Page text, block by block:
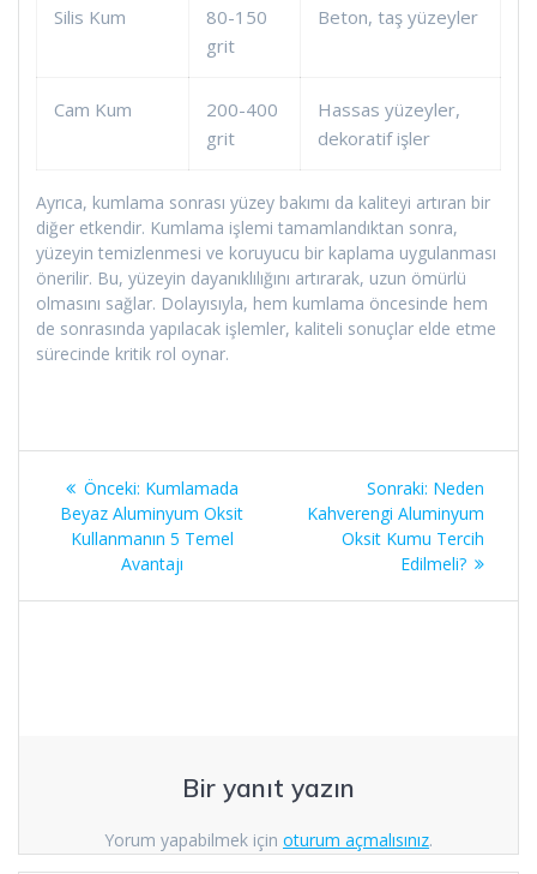
Silis Kum
80-150
grit
Beton, taş yüzeyler
Cam Kum
200-400
grit
Hassas yüzeyler,
dekoratif işler
Ayrıca, kumlama sonrası yüzey bakımı da kaliteyi artıran bir
diğer etkendir. Kumlama işlemi tamamlandıktan sonra,
yüzeyin temizlenmesi ve koruyucu bir kaplama uygulanması
önerilir. Bu, yüzeyin dayanıklılığını artırarak, uzun ömürlü
olmasını sağlar. Dolayısıyla, hem kumlama öncesinde hem
de sonrasında yapılacak işlemler, kaliteli sonuçlar elde etme
sürecinde kritik rol oynar.
Yazı
gezinmesi
Önceki: Önceki
yazı:
Kumlamada
Beyaz Aluminyum Oksit
Kullanmanın 5 Temel
Avantajı
Sonraki: Sonraki
yazı:
Neden
Kahverengi Aluminyum
Oksit Kumu Tercih
Edilmeli?
Bir yanıt yazın
Yorum yapabilmek için oturum açmalısınız.